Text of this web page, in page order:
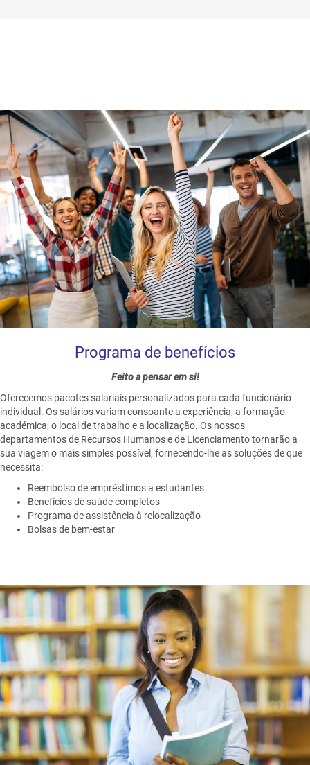
Programa de benefícios
Feito a pensar em si!
Oferecemos pacotes salariais personalizados para cada funcionário
individual. Os salários variam consoante a experiência, a formação
académica, o local de trabalho e a localização. Os nossos
departamentos de Recursos Humanos e de Licenciamento tornarão a
sua viagem o mais simples possível, fornecendo-lhe as soluções de que
necessita:
Reembolso de empréstimos a estudantes
Benefícios de saúde completos
Programa de assistência à relocalização
Bolsas de bem-estar